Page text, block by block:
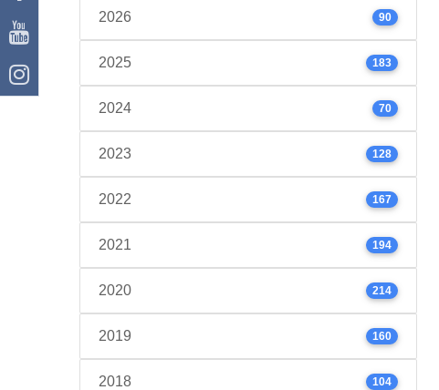
2026 90
2025 183
2024 70
2023 128
2022 167
2021 194
2020 214
2019 160
2018 104